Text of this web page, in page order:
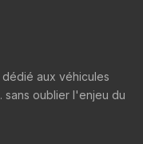
aux véhicules
sans oublier l'enjeu du